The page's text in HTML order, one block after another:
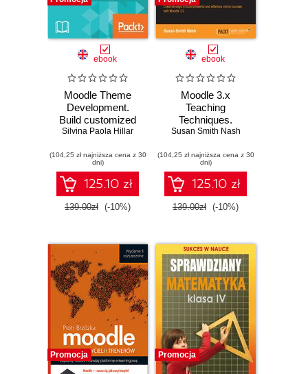
ebook
Moodle Theme
Development.
Build customized
themes to make
courses engaging
and interactive
Silvina Paola Hillar
(104,25 zł najniższa cena z 30
dni)
125.10 zł
139.00zł (-10%)
ebook
Moodle 3.x
Teaching
Techniques.
Creative ways to
effective online
courses with
Moodle 3.0 - Third
Edition
Susan Smith Nash
(104,25 zł najniższa cena z 30
dni)
125.10 zł
139.00zł (-10%)
Promocja Promocja